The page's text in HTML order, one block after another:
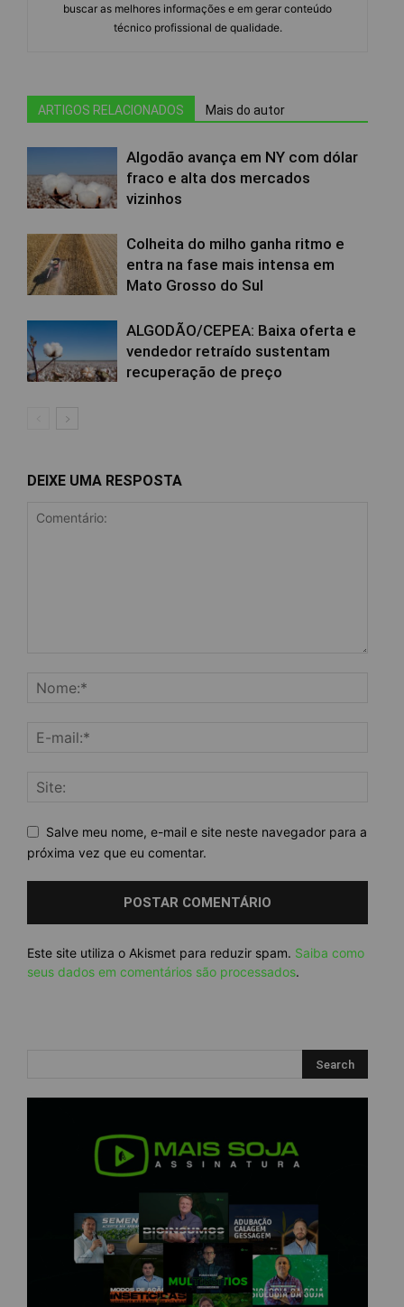
buscar as melhores informações e em gerar conteúdo
técnico profissional de qualidade.
ARTIGOS RELACIONADOS Mais do autor
Algodão avança em NY com dólar
fraco e alta dos mercados
vizinhos
Colheita do milho ganha ritmo e
entra na fase mais intensa em
Mato Grosso do Sul
ALGODÃO/CEPEA: Baixa oferta e
vendedor retraído sustentam
recuperação de preço
DEIXE UMA RESPOSTA
Salve meu nome, e-mail e site neste navegador para a
próxima vez que eu comentar.
Este site utiliza o Akismet para reduzir spam. Saiba como
seus dados em comentários são processados.